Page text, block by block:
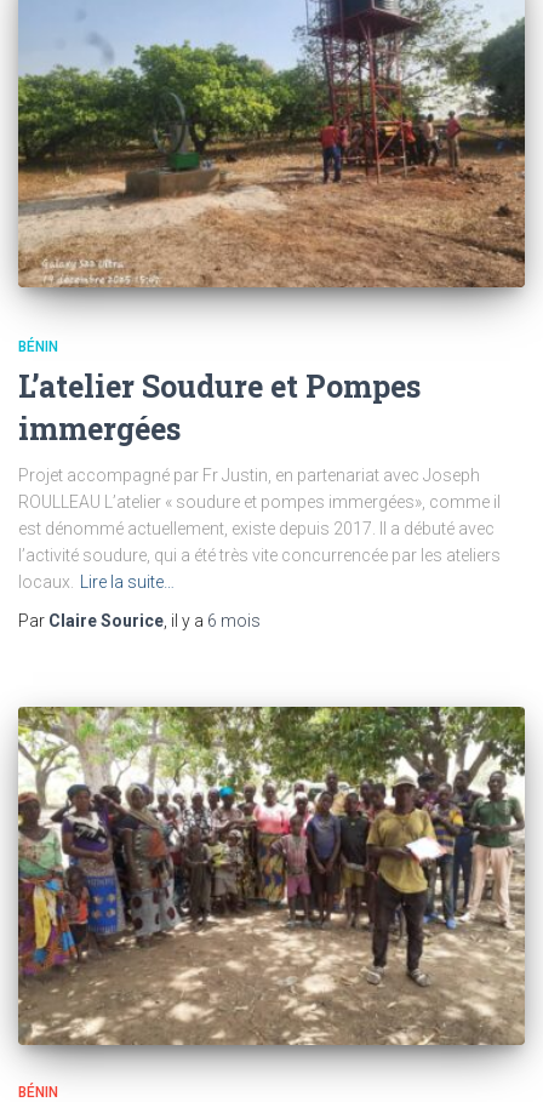
BÉNIN
L’atelier Soudure et Pompes
immergées
Projet accompagné par Fr Justin, en partenariat avec Joseph
ROULLEAU L’atelier « soudure et pompes immergées», comme il
est dénommé actuellement, existe depuis 2017. Il a débuté avec
l’activité soudure, qui a été très vite concurrencée par les ateliers
locaux. Lire la suite…
Par Claire Sourice, il y a 6 mois
BÉNIN